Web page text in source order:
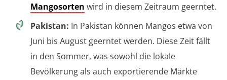
Mangosorten wird in diesem Zeitraum geerntet.
Pakistan: In Pakistan können Mangos etwa von
Juni bis August geerntet werden. Diese Zeit fällt
in den Sommer, was sowohl die lokale
Bevölkerung als auch exportierende Märkte